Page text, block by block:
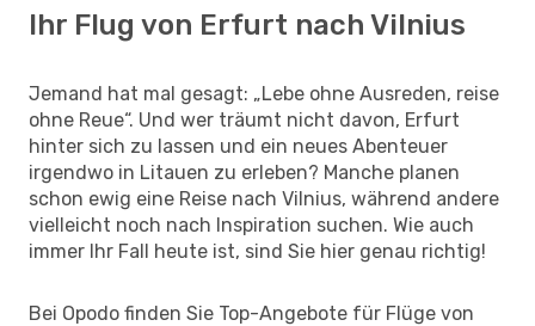
Ihr Flug von Erfurt nach Vilnius
Jemand hat mal gesagt: „Lebe ohne Ausreden, reise
ohne Reue“. Und wer träumt nicht davon, Erfurt
hinter sich zu lassen und ein neues Abenteuer
irgendwo in Litauen zu erleben? Manche planen
schon ewig eine Reise nach Vilnius, während andere
vielleicht noch nach Inspiration suchen. Wie auch
immer Ihr Fall heute ist, sind Sie hier genau richtig!
Bei Opodo finden Sie Top-Angebote für Flüge von